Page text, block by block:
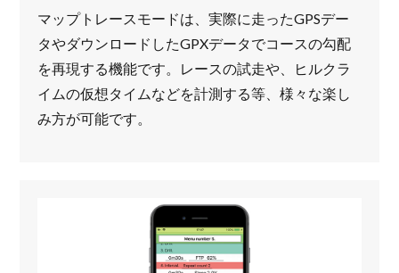
マップトレースモードは、実際に走ったGPSデー
タやダウンロードしたGPXデータでコースの勾配
を再現する機能です。レースの試走や、ヒルクラ
イムの仮想タイムなどを計測する等、様々な楽し
み方が可能です。